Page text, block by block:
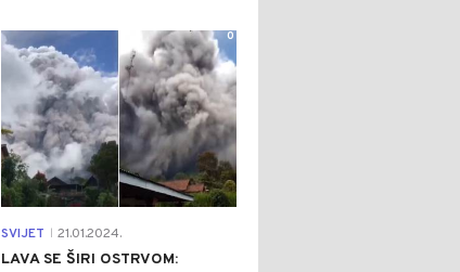
SVIJET 21.01.2024.
LAVA SE ŠIRI OSTRVOM:
0